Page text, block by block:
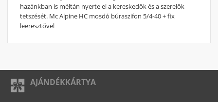
hazánkban is méltán nyerte el a kereskedők és a szerelők
tetszését. Mc Alpine HC mosdó búraszifon 5/4-40 + fix
leeresztővel
AJÁNDÉKKÁRTYA